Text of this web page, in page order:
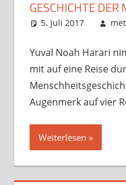
GESCHICHTE
5. Juli 2017
Yuval Noah Harari
mit auf eine Reise
Augenmerk auf vier
Weiterlesen